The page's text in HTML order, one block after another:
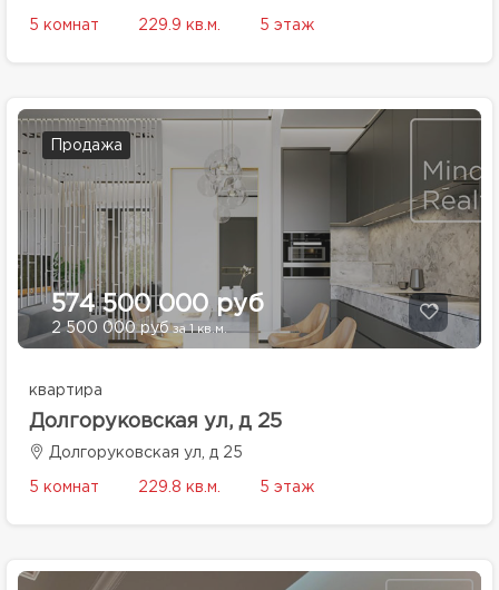
5 комнат 229.9 кв.м. 5 этаж
Продажа
574 500 000 руб
2 500 000 рубза 1 кв.м.
квартира
Долгоруковская ул, д 25
Долгоруковская ул, д 25
5 комнат 229.8 кв.м. 5 этаж